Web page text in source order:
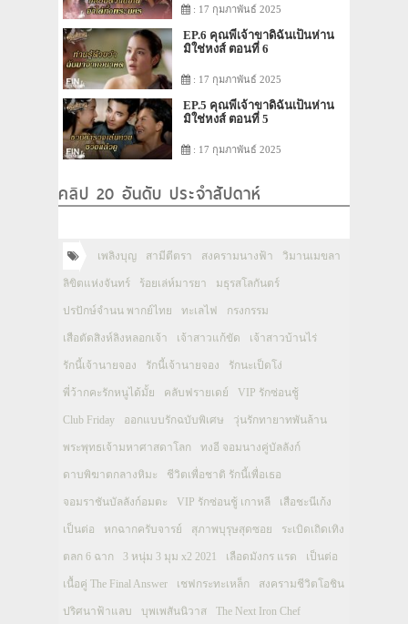
: 17 กุมภาพันธ์ 2025
EP.6 คุณพี่เจ้าขาดิฉันเป็นห่าน
มิใช่หงส์ ตอนที่ 6
: 17 กุมภาพันธ์ 2025
EP.5 คุณพี่เจ้าขาดิฉันเป็นห่าน
มิใช่หงส์ ตอนที่ 5
: 17 กุมภาพันธ์ 2025
คลิป 20 อันดับ ประจำสัปดาห์
เพลิงบุญ สามีตีตรา สงครามนางฟ้า วิมานเมขลา
ลิขิตแห่งจันทร์ ร้อยเล่ห์มารยา มธุรสโลกันตร์
ปรปักษ์จำนน พากย์ไทย ทะเลไฟ กรงกรรม
เสือตัดสิงห์ลิงหลอกเจ้า เจ้าสาวแก้ขัด เจ้าสาวบ้านไร่
รักนี้เจ้านายจอง รักนี้เจ้านายจอง รักนะเป็ดโง่
พี่ว้ากคะรักหนูได้มั้ย คลับฟรายเดย์ VIP รักซ่อนชู้
Club Friday ออกแบบรักฉบับพิเศษ วุ่นรักทายาทพันล้าน
พระพุทธเจ้ามหาศาสดาโลก ทงอี จอมนางคู่บัลลังก์
ดาบพิฆาตกลางหิมะ ชีวิตเพื่อชาติ รักนี้เพื่อเธอ
จอมราชันบัลลังก์อมตะ VIP รักซ่อนชู้ เกาหลี เสือชะนีเก้ง
เป็นต่อ หกฉากครับจารย์ สุภาพบุรุษสุดซอย ระเบิดเถิดเทิง
ตลก 6 ฉาก 3 หนุ่ม 3 มุม x2 2021 เลือดมังกร แรด เป็นต่อ
เนื้อคู่ The Final Answer เชฟกระทะเหล็ก สงครามชีวิตโอชิน
ปริศนาฟ้าแลบ บุพเพสันนิวาส The Next Iron Chef